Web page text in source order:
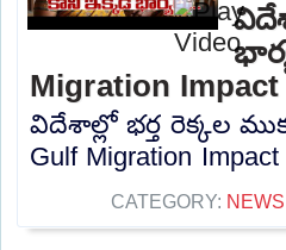
Migration
విదేశాల్లో భర్త రెక్కల
Gulf Migration
CATEGORY: NEWS